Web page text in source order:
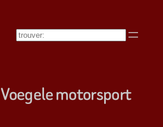
Rechercher
Voegele motorsport